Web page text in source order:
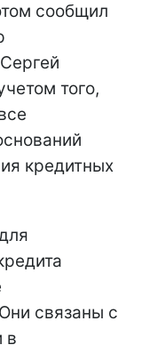
сообщил
того,
кредитных
связаны с
в